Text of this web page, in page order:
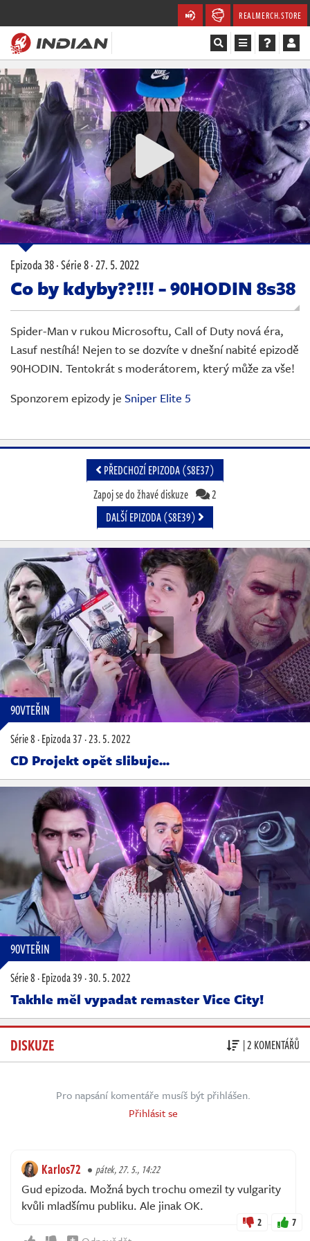
REALMERCH.STORE
Magazín
Recenze
Videa
Soutěže
Databáze
Komunita
Redakce
Živě
Epizoda 38 · Série 8 ·27. 5. 2022
Co by kdyby??!!! - 90HODIN 8s38
Spider-Man v rukou Microsoftu, Call of Duty nová éra,
Lasuf nestíhá! Nejen to se dozvíte v dnešní nabité epizodě
90HODIN. Tentokrát s moderátorem, který může za vše!
Sponzorem epizody je Sniper Elite 5
PŘEDCHOZÍ EPIZODA (S8E37)
Zapoj se do žhavé diskuze
2
DALŠÍ EPIZODA (S8E39)
90VTEŘIN
Série 8·Epizoda 37·23. 5. 2022
CD Projekt opět slibuje...
90VTEŘIN
Série 8·Epizoda 39·30. 5. 2022
Takhle měl vypadat remaster Vice City!
DISKUZE | 2 KOMENTÁŘŮ
Pro napsání komentáře musíš být přihlášen.
Přihlásit se
Karlos72 pátek, 27. 5., 14:22
Gud epizoda. Možná bych trochu omezil ty vulgarity
kvůli mladšímu publiku. Ale jinak OK.
2 7